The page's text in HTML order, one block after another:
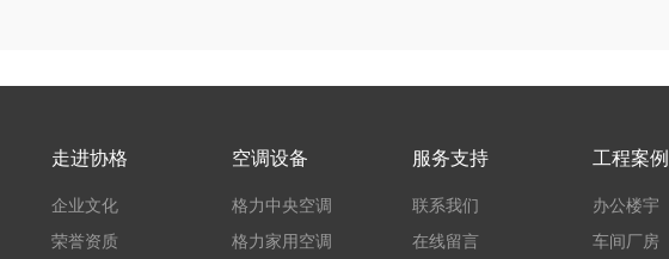
走进协格
企业文化
荣誉资质
空调设备
格力中央空调
格力家用空调
服务支持
联系我们
在线留言
工程案例
办公楼宇
车间厂房